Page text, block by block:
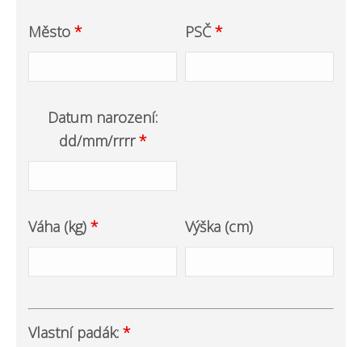
Město * PSČ*
Datum narození:
dd/mm/rrrr*
Váha (kg) * Výška (cm)
Vlastní padák: *